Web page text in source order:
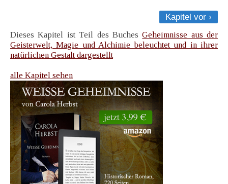
Kapitel vor ›
Dieses Kapitel ist Teil des BuchesGeheimnisse aus der
Geisterwelt, Magie und Alchimie beleuchtet und in ihrer
natürlichen Gestalt dargestellt
alle Kapitel sehen